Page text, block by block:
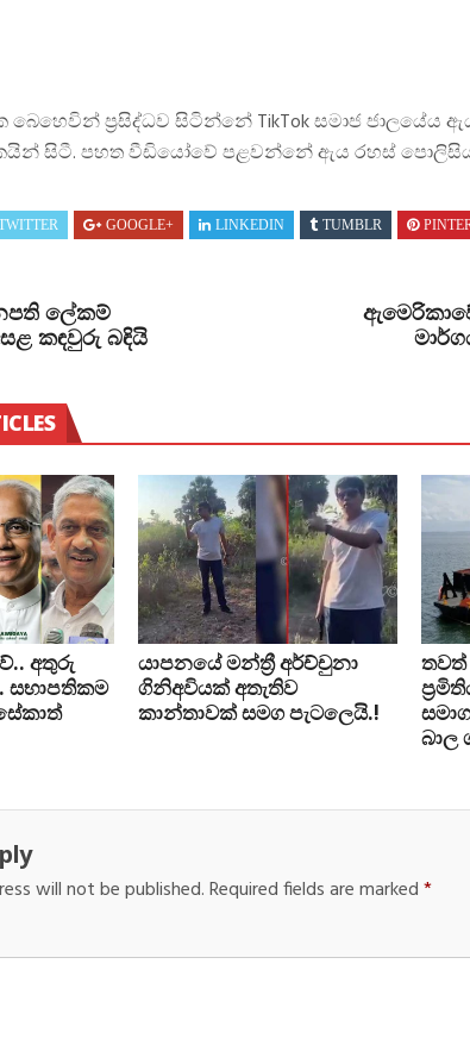
ප්‍රසිද්ධව සිටින්නේ TikTok සමාජ ජාලයේය
සිටී. පහත වීඩියෝවේ පළවන්නේ ඇය රහස්
GOOGLE+ LINKEDIN TUMBLR
ලේකම්
කඳවුරු බඳියි
අතුරු
සභාපතිකම
යාපනයේ මන්ත්‍රී අර්ච්චුනා
ගිනිඅවියක් අතැතිව
කාන්තාවක් සමග පැටලෙයි.!
තවත්
බාල
will not be published.Required fields are marked*